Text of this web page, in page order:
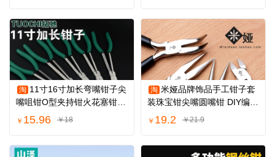
淘 11寸16寸加长弯嘴钳子尖
嘴咀钳O型夹持钳火花塞钳加
长扁嘴扁钳子
￥ 15.96 ￥18
淘 米娅品牌饰品手工钳子套
装珠宝钳尖嘴圆嘴钳 DIY编绳
编织串珠工具
￥ 19.2 ￥21.9